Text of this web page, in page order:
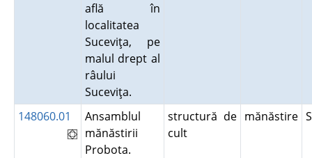
află în
localitatea
Suceviţa, pe
malul drept al
râului
Suceviţa.
148060.01
Ansamblul
mănăstirii
Probota.
structură de
cult
mănăstire